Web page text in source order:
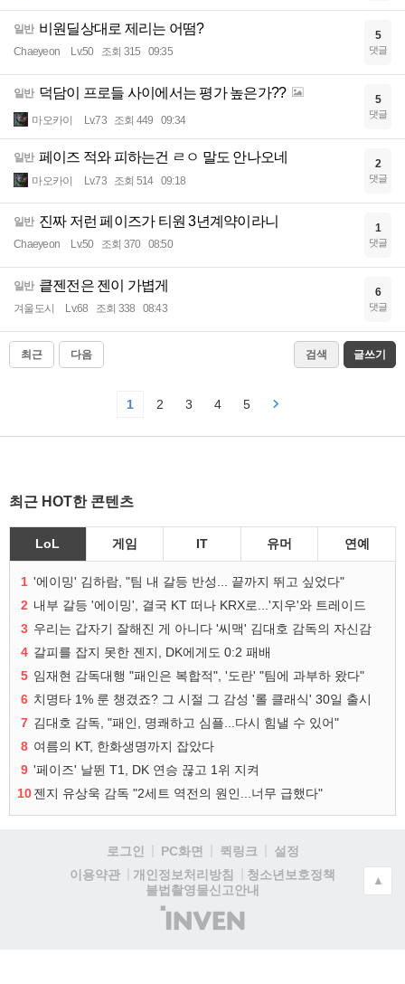
일반 비원딜상대로 제리는 어떰?
Chaeyeon Lv.50 조회 315 09:35
5
댓글
일반 덕담이 프로들 사이에서는 평가 높은가??
마오카이 Lv.73 조회 449 09:34
5
댓글
일반 페이즈 적와 피하는건 ㄹㅇ 말도 안나오네
마오카이 Lv.73 조회 514 09:18
2
댓글
일반 진짜 저런 페이즈가 티원 3년계약이라니
Chaeyeon Lv.50 조회 370 08:50
1
댓글
일반 킅젠전은 젠이 가볍게
겨울도시 Lv.68 조회 338 08:43
6
댓글
최근 다음 검색 글쓰기
1 2 3 4 5
최근 HOT한 콘텐츠
LoL 게임 IT 유머 연예
1 '에이밍' 김하람, "팀 내 갈등 반성... 끝까지 뛰고 싶었다"
2 내부 갈등 '에이밍', 결국 KT 떠나 KRX로...'지우'와 트레이드
3 우리는 갑자기 잘해진 게 아니다 '씨맥' 김대호 감독의 자신감
4 갈피를 잡지 못한 젠지, DK에게도 0:2 패배
5 임재현 감독대행 "패인은 복합적", '도란' "팀에 과부하 왔다"
6 치명타 1% 룬 챙겼죠? 그 시절 그 감성 '롤 클래식' 30일 출시
7 김대호 감독, "패인, 명쾌하고 심플...다시 힘낼 수 있어"
8 여름의 KT, 한화생명까지 잡았다
9 '페이즈' 날뛴 T1, DK 연승 끊고 1위 지켜
10젠지 유상욱 감독 "2세트 역전의 원인...너무 급했다"
로그인 PC화면 퀵링크
설정
이용약관
개인정보처리방침
청소년보호정책
불법촬영물신고안내
(주)
인
▲